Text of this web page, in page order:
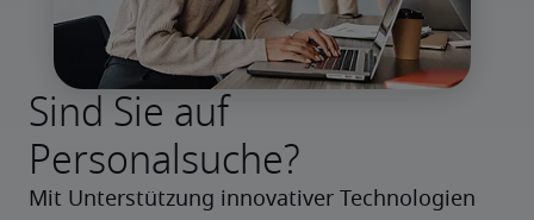
Sind Sie auf
Personalsuche?
Mit Unterstützung innovativer Technologien